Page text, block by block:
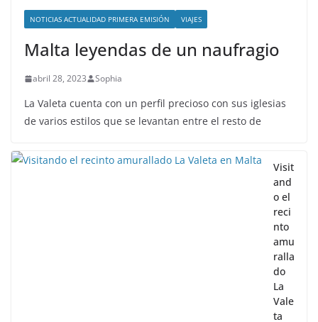
NOTICIAS ACTUALIDAD PRIMERA EMISIÓN VIAJES
Malta leyendas de un naufragio
abril 28, 2023 Sophia
La Valeta cuenta con un perfil precioso con sus iglesias
de varios estilos que se levantan entre el resto de
Visit
and
o el
reci
nto
amu
ralla
do
La
Vale
ta